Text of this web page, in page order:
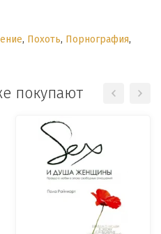
, Похоть, Порнография,
покупают